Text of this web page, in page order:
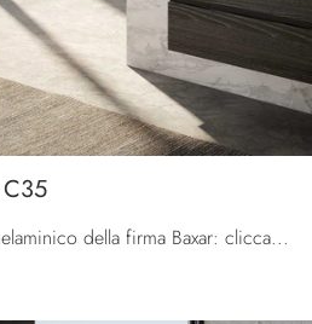
mobili bagno sospesi in melaminico della firma Baxar: clicca e scopri l'arredo bagno moderno Block System Set-Up C35 per il bagno di casa.